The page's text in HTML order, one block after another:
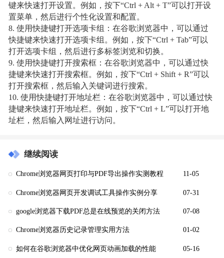
键来快速打开设置。例如，按下“Ctrl + Alt + T”可以打开设
置菜单，然后进行个性化设置和配置。
8. 使用快捷键打开选项卡组：在谷歌浏览器中，可以通过
快捷键来快速打开选项卡组。例如，按下“Ctrl + Tab”可以
打开选项卡组，然后进行多标签浏览和切换。
9. 使用快捷键打开搜索框：在谷歌浏览器中，可以通过快
捷键来快速打开搜索框。例如，按下“Ctrl + Shift + R”可以
打开搜索框，然后输入关键词进行搜索。
10. 使用快捷键打开地址栏：在谷歌浏览器中，可以通过快
捷键来快速打开地址栏。例如，按下“Ctrl + L”可以打开地
址栏，然后输入网址进行访问。
继续阅读
Chrome浏览器网页打印与PDF导出操作实测教程 11-05
Chrome浏览器网页开发调试工具操作实例分享 07-31
google浏览器下载PDF总是在线预览的关闭方法 07-08
Chrome浏览器历史记录管理实用方法 01-02
如何在谷歌浏览器中优化网页动画加载的性能 05-16